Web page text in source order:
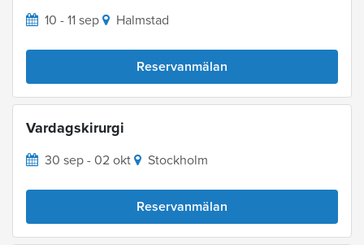
10 - 11 sep Halmstad
Reservanmälan
Vardagskirurgi
30 sep - 02 okt Stockholm
Reservanmälan